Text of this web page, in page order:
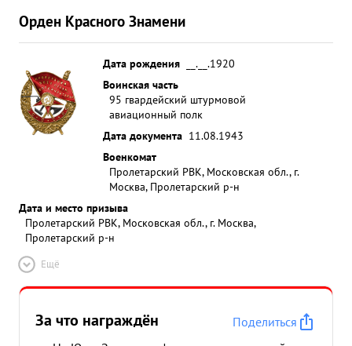
Орден Красного Знамени
Дата рождения
__.__.1920
Воинская часть
95 гвардейский штурмовой
авиационный полк
Дата документа 11.08.1943
Военкомат
Пролетарский РВК, Московская обл., г.
Москва, Пролетарский р-н
Дата и место призыва
Пролетарский РВК, Московская обл., г. Москва,
Пролетарский р-н
Ещё
За что награждён
Поделиться